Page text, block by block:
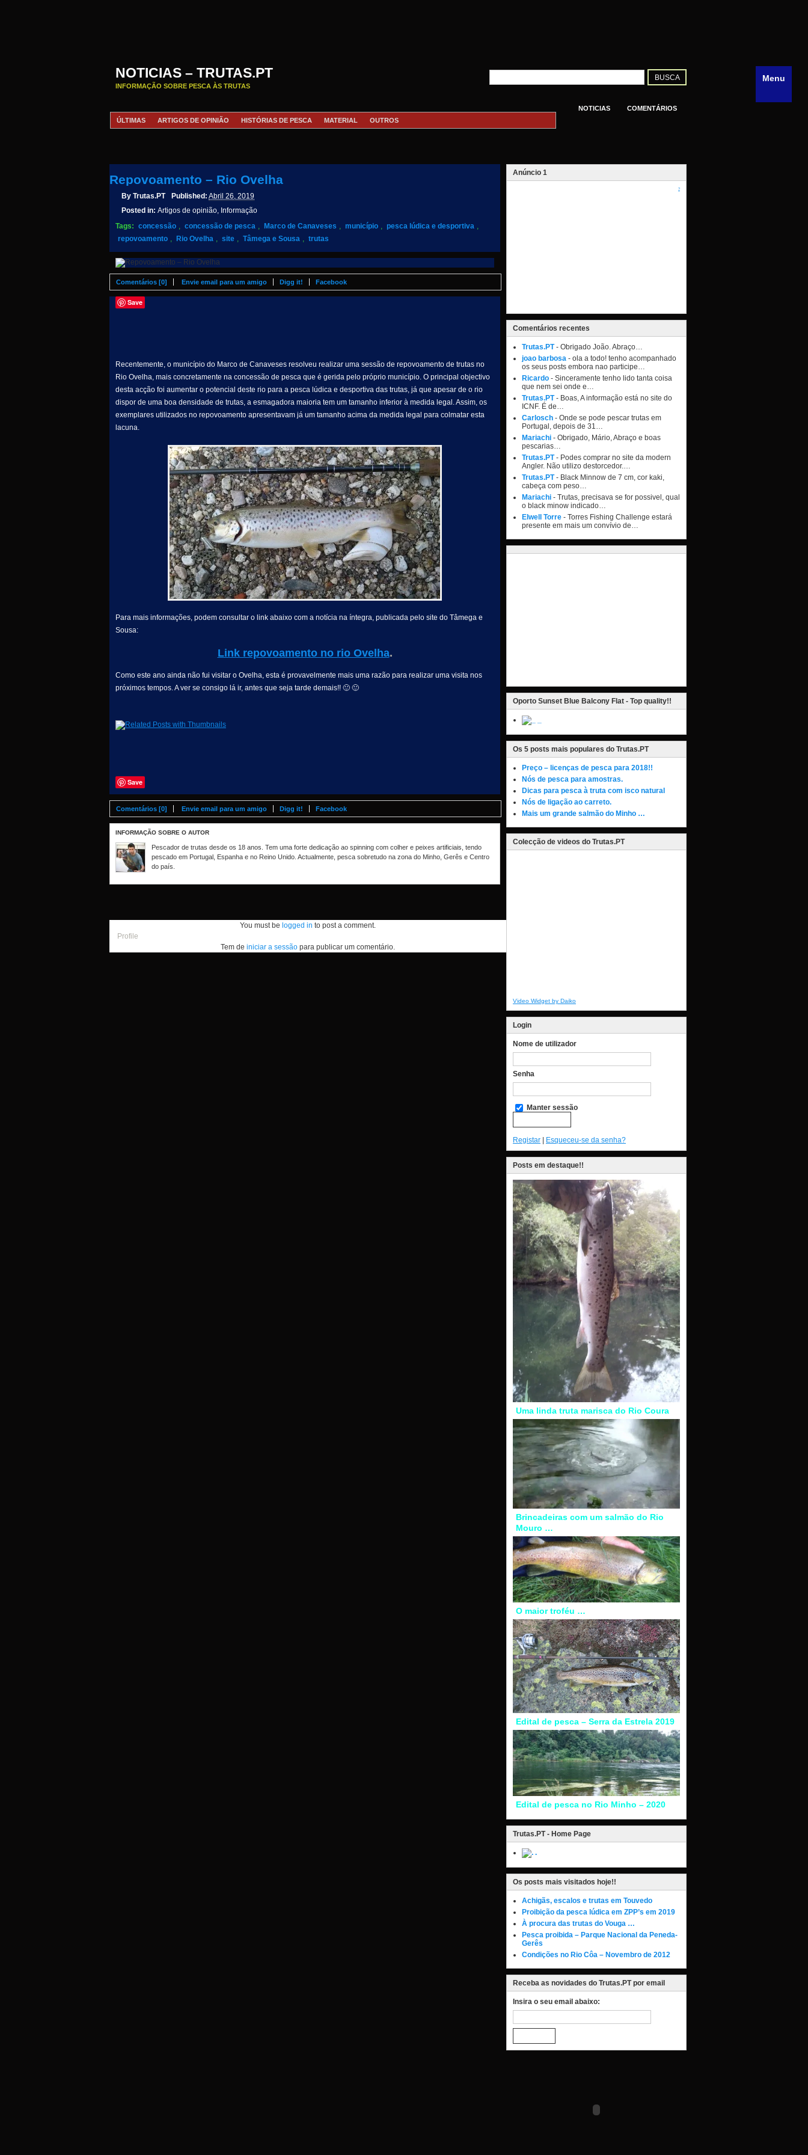
NOTICIAS – TRUTAS.PT
INFORMAÇÃO SOBRE PESCA ÀS TRUTAS
NOTICIAS
COMENTÁRIOS
ÚLTIMAS
ARTIGOS DE OPINIÃO HISTÓRIAS DE PESCA MATERIAL OUTROS
Repovoamento – Rio Ovelha
By Trutas.PT Published: Abril 26, 2019
Posted in: Artigos de opinião, Informação
Tags: concessão , concessão de pesca , Marco de Canaveses , município , pesca lúdica e desportiva ,
repovoamento , Rio Ovelha , site , Tâmega e Sousa , trutas
Comentários [0] Envie email para um amigo Digg it! Facebook
Save
Recentemente, o município do Marco de Canaveses resolveu realizar uma sessão de repovoamento de trutas no
Rio Ovelha, mais concretamente na concessão de pesca que é gerida pelo próprio município. O principal objectivo
desta acção foi aumentar o potencial deste rio para a pesca lúdica e desportiva das trutas, já que apesar de o rio
dispor de uma boa densidade de trutas, a esmagadora maioria tem um tamanho inferior à medida legal. Assim, os
exemplares utilizados no repovoamento apresentavam já um tamanho acima da medida legal para colmatar esta
lacuna.
Para mais informações, podem consultar o link abaixo com a notícia na íntegra, publicada pelo site do Tâmega e
Sousa:
Link repovoamento no rio Ovelha.
Como este ano ainda não fui visitar o Ovelha, esta é provavelmente mais uma razão para realizar uma visita nos
próximos tempos. A ver se consigo lá ir, antes que seja tarde demais!! 🙂 🙂
Save
Comentários [0] Envie email para um amigo Digg it! Facebook
INFORMAÇÃO SOBRE O AUTOR
Pescador de trutas desde os 18 anos. Tem uma forte dedicação ao spinning com colher e peixes artificiais, tendo
pescado em Portugal, Espanha e no Reino Unido. Actualmente, pesca sobretudo na zona do Minho, Gerês e Centro
do país.
You must be logged in to post a comment.
Profile
Tem de iniciar a sessão para publicar um comentário.
Anúncio 1
?
Comentários recentes
Trutas.PT- Obrigado João. Abraço…
joao barbosa - ola a todo! tenho acompanhado
os seus posts embora nao participe…
Ricardo - Sinceramente tenho lido tanta coisa
que nem sei onde e…
Trutas.PT- Boas, A informação está no site do
ICNF. É de…
Carlosch - Onde se pode pescar trutas em
Portugal, depois de 31…
Mariachi - Obrigado, Mário, Abraço e boas
pescarias…
Trutas.PT- Podes comprar no site da modern
Angler. Não utilizo destorcedor.…
Trutas.PT- Black Minnow de 7 cm, cor kaki,
cabeça com peso…
Mariachi - Trutas, precisava se for possivel, qual
o black minow indicado…
Elwell Torre - Torres Fishing Challenge estará
presente em mais um convívio de…
Oporto Sunset Blue Balcony Flat - Top quality!!
Os 5 posts mais populares do Trutas.PT
Preço – licenças de pesca para 2018!!
Nós de pesca para amostras.
Dicas para pesca à truta com isco natural
Nós de ligação ao carreto.
Mais um grande salmão do Minho …
Colecção de videos do Trutas.PT
Video Widget by Daiko
Login
Nome de utilizador
Senha
Manter sessão
Registar | Esqueceu-se da senha?
Posts em destaque!!
Uma linda truta marisca do Rio Coura
Brincadeiras com um salmão do Rio
Mouro …
O maior troféu …
Edital de pesca – Serra da Estrela 2019
Edital de pesca no Rio Minho – 2020
Trutas.PT - Home Page
.
Os posts mais visitados hoje!!
Achigãs, escalos e trutas em Touvedo
Proibição da pesca lúdica em ZPP’s em 2019
À procura das trutas do Vouga …
Pesca proibida – Parque Nacional da Peneda-
Gerês
Condições no Rio Côa – Novembro de 2012
Receba as novidades do Trutas.PT por email
Insira o seu email abaixo:
Menu